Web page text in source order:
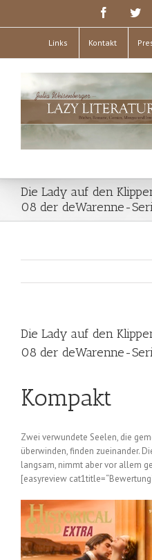
Links Kontakt
Die Lady auf den
08 der deWarenne-
Die Lady auf den
08 der deWarenne-
Kompakt
Zwei verwundete Seelen, die
überwinden, finden zueinander.
langsam, nimmt aber vor allem
[easyreview